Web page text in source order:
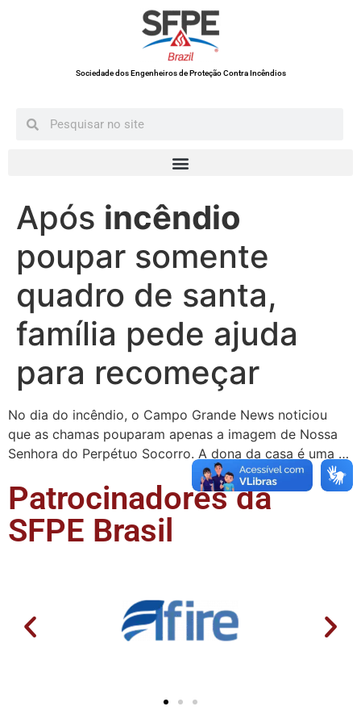
Sociedade dos Engenheiros de Proteção Contra Incêndios
Após incêndio
poupar somente
quadro de santa,
família pede ajuda
para recomeçar
No dia do incêndio, o Campo Grande News noticiou
que as chamas pouparam apenas a imagem de Nossa
Senhora do Perpétuo Socorro. A dona da casa é uma …
Patrocinadores da
SFPE Brasil